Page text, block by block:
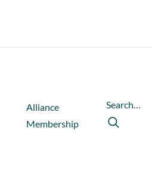
Alliance
Membership
Search…